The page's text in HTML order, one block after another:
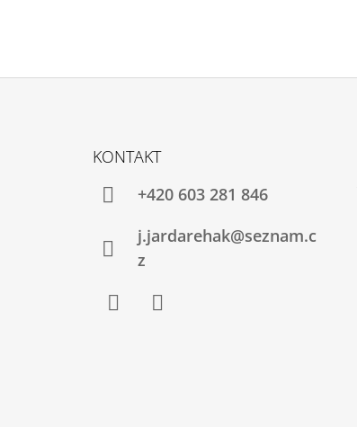
KONTAKT
+420 603 281 846
j.jardarehak@seznam.c
z